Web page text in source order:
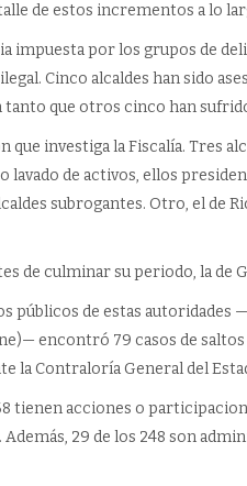
de estos incrementos a lo
impuesta por los grupos de
Cinco alcaldes han sido
tanto que otros cinco han
investiga la Fiscalía. Tres
lavado de activos, ellos
subrogantes. Otro, el de
de culminar su periodo, la de
públicos de estas autoridades
encontró 79 casos de
la Contraloría General del
tienen acciones o
29 de los 248 son